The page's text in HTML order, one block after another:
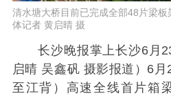
清水塘大桥目前已完成全部48片梁
体记者 黄启晴 摄
长沙晚报掌上长沙6月
启晴 吴鑫矾 摄影报道）6
至江背）高速全线首片箱